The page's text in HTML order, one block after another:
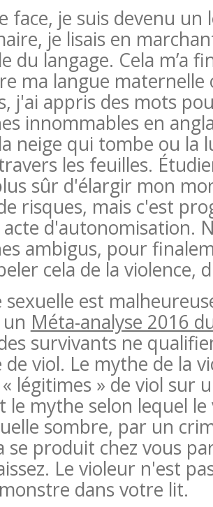
face, je suis devenu un
je lisais en
du langage. Cela m’a
ma langue maternelle
j'ai appris des mots
innommables en
neige qui tombe ou la
les feuilles.
sûr d'élargir mon
risques, mais c'est
d'autonomisation.
ambigus, pour
cela de la violence,
sexuelle est
Méta-analyse 2016
survivants ne
viol. Le mythe de la
légitimes » de viol sur
mythe selon lequel le
sombre, par un
se produit chez vous
Le violeur n'est
dans votre lit.